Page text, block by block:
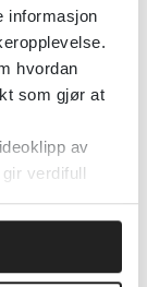
informasjon
hvordan
som gjør at
av
verdifull